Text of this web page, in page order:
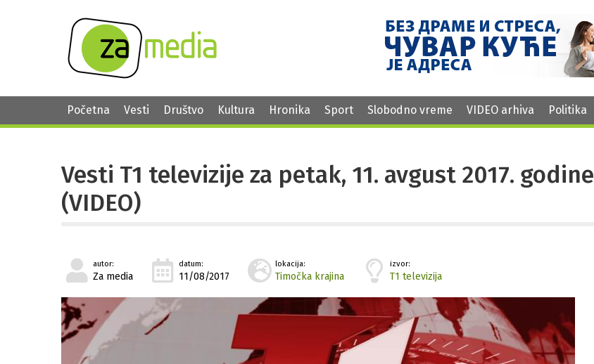
Početna Vesti Društvo Kultura Hronika Sport Slobodno vreme VIDEO arhiva Politika
Vesti T1 televizije za petak, 11. avgust 2017. godine
(VIDEO)
autor:
Za media
datum:
11/08/2017
lokacija:
Timočka krajina
izvor:
T1 televizija